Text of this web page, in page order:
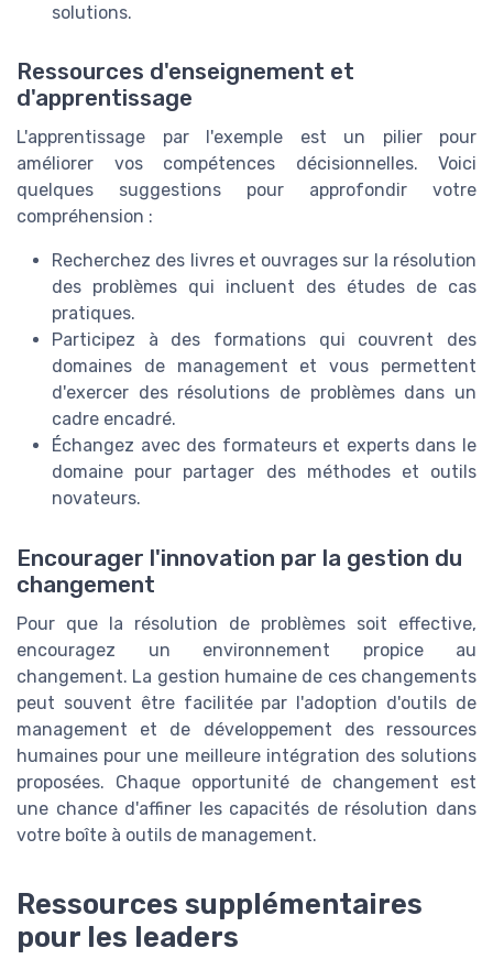
solutions.
Ressources d'enseignement et
d'apprentissage
L'apprentissage par l'exemple est un pilier pour
améliorer vos compétences décisionnelles. Voici
quelques suggestions pour approfondir votre
compréhension :
Recherchez des livres et ouvrages sur la résolution
des problèmes qui incluent des études de cas
pratiques.
Participez à des formations qui couvrent des
domaines de management et vous permettent
d'exercer des résolutions de problèmes dans un
cadre encadré.
Échangez avec des formateurs et experts dans le
domaine pour partager des méthodes et outils
novateurs.
Encourager l'innovation par la gestion du
changement
Pour que la résolution de problèmes soit effective,
encouragez un environnement propice au
changement. La gestion humaine de ces changements
peut souvent être facilitée par l'adoption d'outils de
management et de développement des ressources
humaines pour une meilleure intégration des solutions
proposées. Chaque opportunité de changement est
une chance d'affiner les capacités de résolution dans
votre boîte à outils de management.
Ressources supplémentaires
pour les leaders